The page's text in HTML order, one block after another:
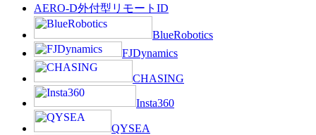
AERO-D外付型リモートID
BlueRobotics
FJDynamics
CHASING
Insta360
QYSEA